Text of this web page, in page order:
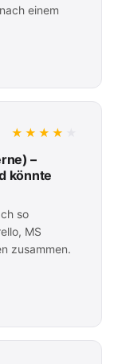
einem
★★★★
–
könnte
so
MS
zusammen.